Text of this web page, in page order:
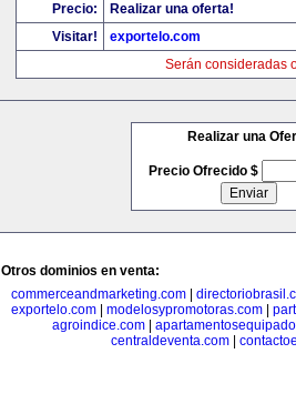
Precio:
Realizar una oferta!
Visitar!
exportelo.com
Serán consideradas
Realizar una
Precio Ofrecido $
Otros dominios en venta:
commerceandmarketing.com|
exportelo.com
modelosypromotoras.com
agroindice.com
centraldeventa.com